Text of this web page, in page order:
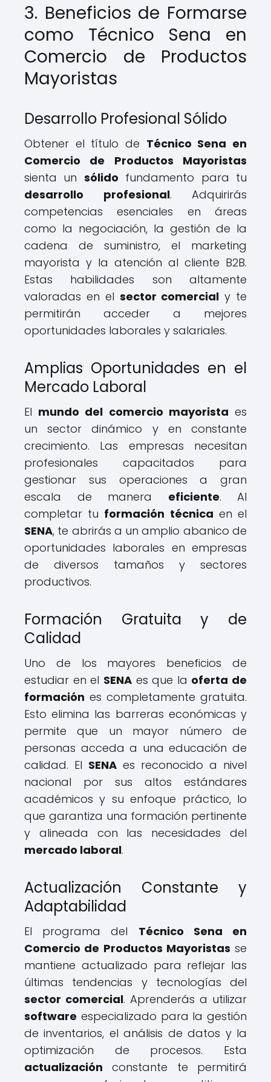
3. Beneficios de Formarse
como Técnico Sena en
Comercio de Productos
Mayoristas
Desarrollo Profesional Sólido
Obtener el título de Técnico Sena en
Comercio de Productos Mayoristas
sienta un sólido fundamento para tu
desarrollo profesional. Adquirirás
competencias esenciales en áreas
como la negociación, la gestión de la
cadena de suministro, el marketing
mayorista y la atención al cliente B2B.
Estas habilidades son altamente
valoradas en el sector comercial y te
permitirán acceder a mejores
oportunidades laborales y salariales.
Amplias Oportunidades en el
Mercado Laboral
El mundo del comercio mayorista es
un sector dinámico y en constante
crecimiento. Las empresas necesitan
profesionales capacitados para
gestionar sus operaciones a gran
escala de manera eficiente. Al
completar tu formación técnica en el
SENA, te abrirás a un amplio abanico de
oportunidades laborales en empresas
de diversos tamaños y sectores
productivos.
Formación Gratuita y de
Calidad
Uno de los mayores beneficios de
estudiar en el SENAes que la oferta de
formación es completamente gratuita.
Esto elimina las barreras económicas y
permite que un mayor número de
personas acceda a una educación de
calidad. El SENA es reconocido a nivel
nacional por sus altos estándares
académicos y su enfoque práctico, lo
que garantiza una formación pertinente
y alineada con las necesidades del
mercado laboral.
Actualización Constante y
Adaptabilidad
El programa del Técnico Sena en
Comercio de Productos Mayoristas se
mantiene actualizado para reflejar las
últimas tendencias y tecnologías del
sector comercial. Aprenderás a utilizar
software especializado para la gestión
de inventarios, el análisis de datos y la
optimización de procesos. Esta
actualización constante te permitirá